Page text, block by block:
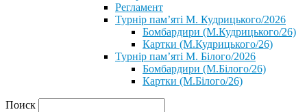
Регламент
Турнір пам’яті М. Кудрицького/2026
Бомбардири (М.Кудрицького/26)
Картки (М.Кудрицького/26)
Турнір пам’яті М. Білого/2026
Бомбардири (М.Білого/26)
Картки (М.Білого/26)
Поиск